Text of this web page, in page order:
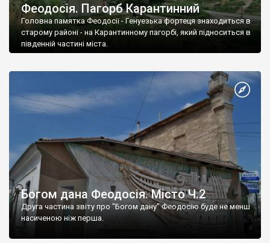
Феодосія. Пагорб Карантинний
Головна памятка Феодосії - Генуезька фортеця знаходиться в
старому районі - на Карантинному пагорбі, який підноситься в
південній частині міста.
Богом дана Феодосія. Місто Ч.2
Друга частина звіту про "Богом дану" Феодосію буде не менш
насиченою ніж перша.